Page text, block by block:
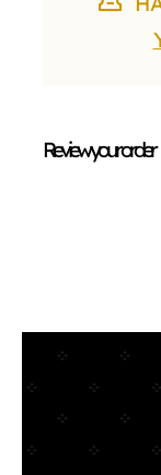
Review your order